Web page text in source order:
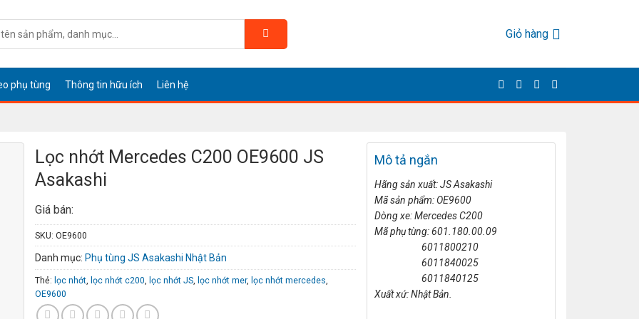
Giỏ hàng
phụ tùng Thông tin hữu ích Liên hệ
Lọc nhớt Mercedes C200 OE9600 JS
Asakashi
Giá bán:
SKU: OE9600
Danh mục: Phụ tùng JS Asakashi Nhật Bản
Thẻ: lọc nhớt, lọc nhớt c200, lọc nhớt JS, lọc nhớt mer, lọc nhớt mercedes,
OE9600
Mô tả ngắn
Hãng sản xuất: JS Asakashi
Mã sản phẩm: OE9600
Dòng xe: Mercedes C200
Mã phụ tùng: 601.180.00.09
6011800210
6011840025
6011840125
Xuất xứ: Nhật Bản.